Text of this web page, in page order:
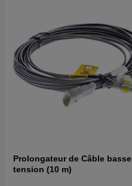
Prolongateur de Câble basse
tension (10 m)